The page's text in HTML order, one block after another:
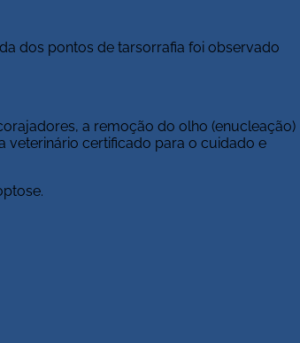
dos pontos de tarsorrafia foi observado
a remoção do olho (enucleação)
veterinário certificado para o cuidado e